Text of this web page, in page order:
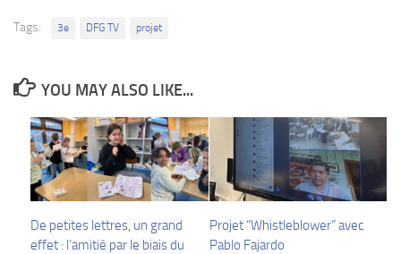
Tags: 3e DFG TV projet
YOU MAY ALSO LIKE...
De petites lettres, un grand
effet : l’amitié par le biais du
Projet “Whistleblower” avec
Pablo Fajardo